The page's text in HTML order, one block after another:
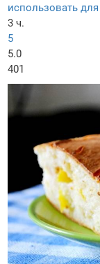
использовать
3 ч.
5
5.0
401